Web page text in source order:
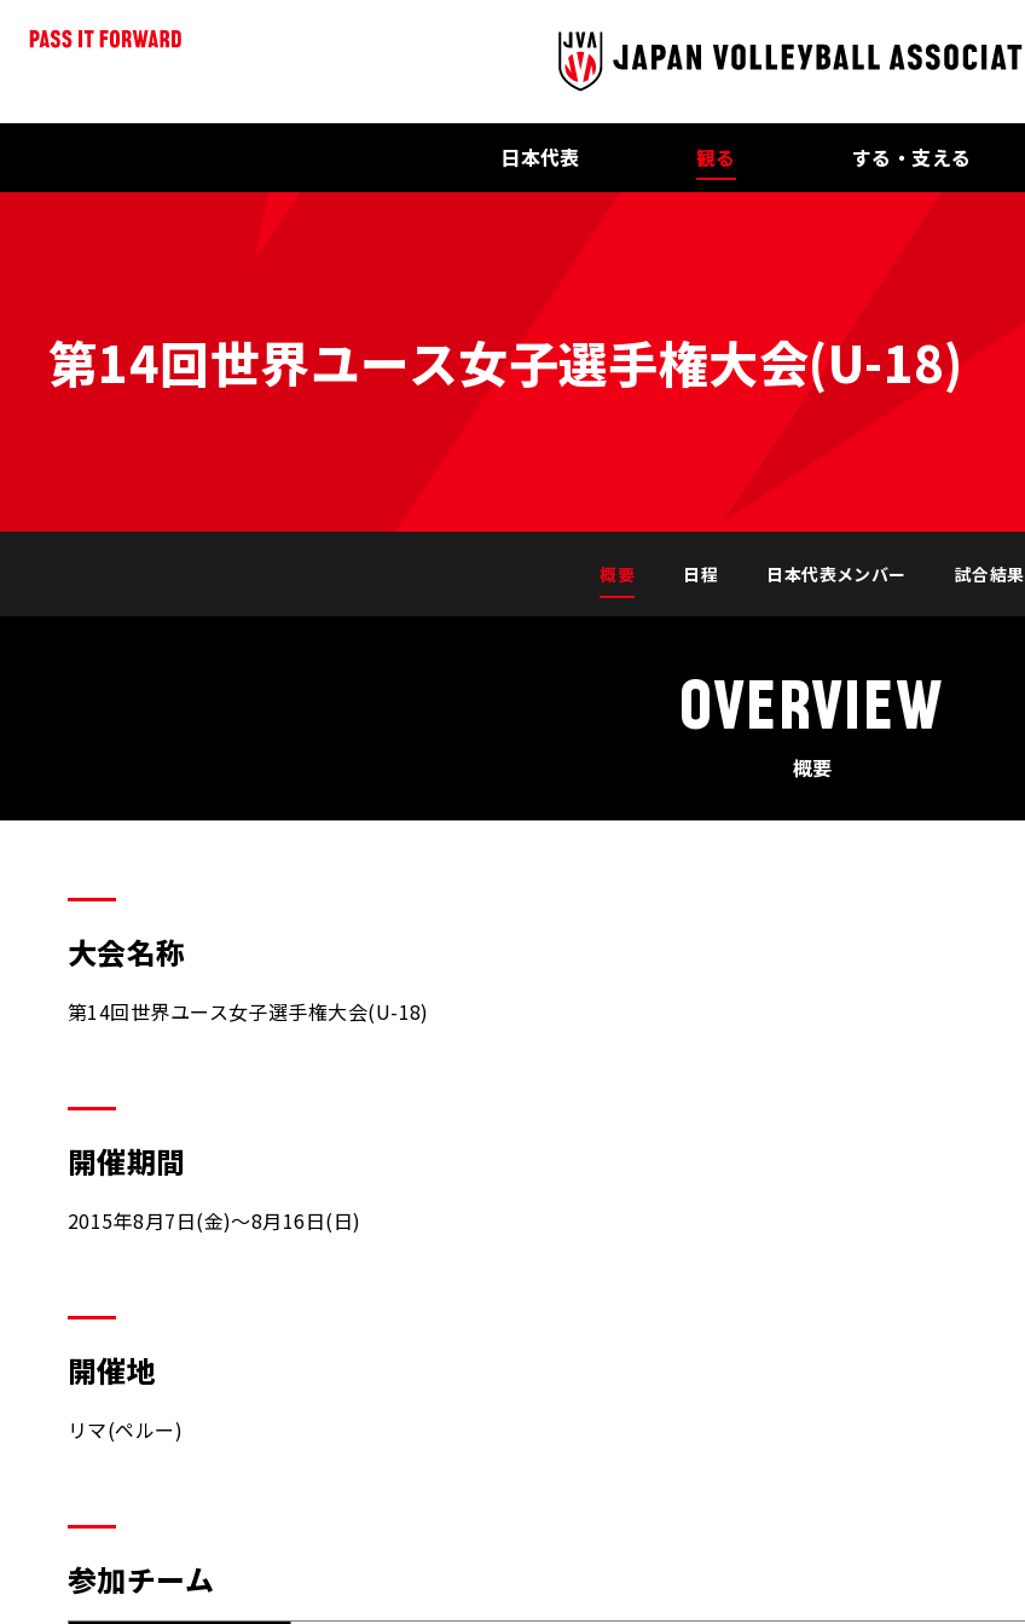
日本代表 観る する・支える
第14回世界ユース女子選手権大会(U-18)
概要 日程 日本代表メンバー 試合結果
OVERVIEW
概要
大会名称
第14回世界ユース女子選手権大会(U-18)
開催期間
2015年8月7日(金)～8月16日(日)
開催地
リマ(ペルー)
参加チーム